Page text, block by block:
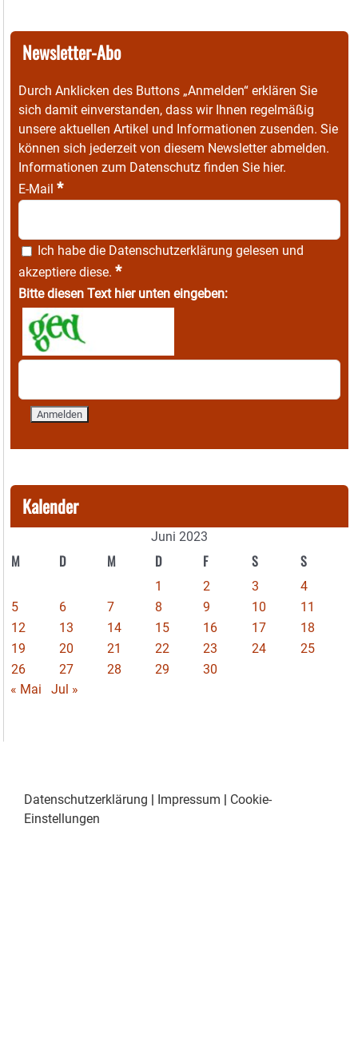
Newsletter-Abo
Durch Anklicken des Buttons „Anmelden“ erklären Sie
sich damit einverstanden, dass wir Ihnen regelmäßig
unsere aktuellen Artikel und Informationen zusenden. Sie
können sich jederzeit von diesem Newsletter abmelden.
Informationen zum Datenschutz finden Sie hier.
E-Mail *
Ich habe die Datenschutzerklärung gelesen und
akzeptiere diese. *
Bitte diesen Text hier unten eingeben:
Kalender
Juni 2023
M D M D F S S
1 2 3
4
5
6 7 8 9 10
11
12
13 14 15 16 17
18
19
20 21 22 23 24
25
26
27 28 29
30
« Mai
Jul »
Datenschutzerklärung | Impressum | Cookie-
Einstellungen